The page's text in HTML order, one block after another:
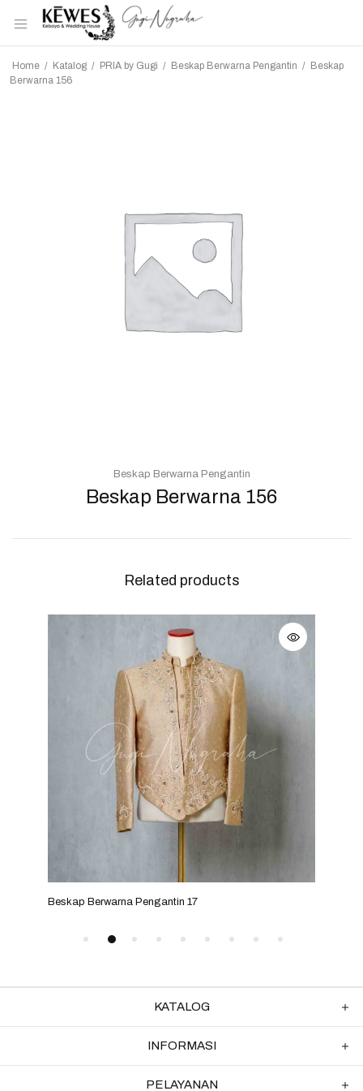
Home / Katalog / PRIA by Gugi / Beskap Berwarna Pengantin / Beskap
Berwarna 156
Beskap Berwarna 156
Beskap Berwarna Pengantin
Related products
Beskap Berwarna Pengantin 17
KATALOG
INFORMASI
PELAYANAN